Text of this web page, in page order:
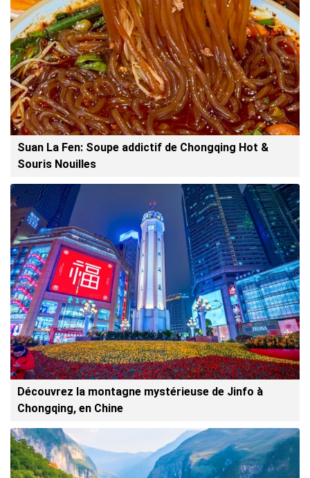
Suan La Fen: Soupe addictif de Chongqing Hot &
Souris Nouilles
Découvrez la montagne mystérieuse de Jinfo à
Chongqing, en Chine